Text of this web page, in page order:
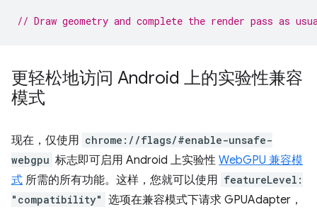
// Draw geometry and complete the render pass as
更轻松地访问 Android 上的实验性兼容
模式
现在，仅使用 chrome://flags/#enable-unsafe-
webgpu 标志即可启用 Android 上实验性 WebGPU 兼容模
式 所需的所有功能。这样，您就可以使用 featureLevel:
"compatibility" 选项在兼容模式下请求 GPUAdapter，